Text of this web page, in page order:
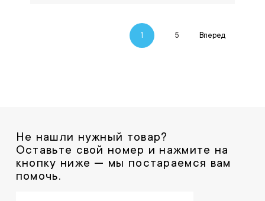
1 5 Вперед
Не нашли нужный товар?
Оставьте свой номер и нажмите на
кнопку ниже — мы постараемся вам
помочь.